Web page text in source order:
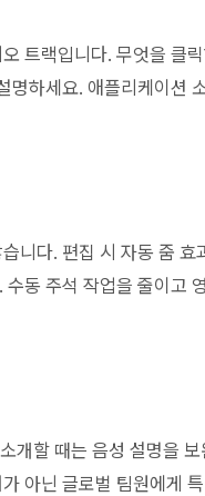
트랙입니다. 무엇을 클
명하세요. 애플리케이션
니다. 편집 시 자동 줌 효
동 주석 작업을 줄이고
개할 때는 음성 설명을
아닌 글로벌 팀원에게